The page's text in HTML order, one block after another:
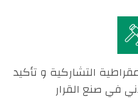
التشاركية و تأكيد
في صنع القرار